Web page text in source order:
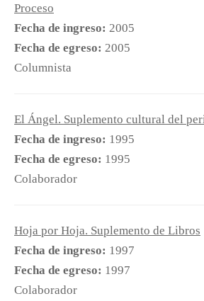
Proceso
Fecha de ingreso: 2005
Fecha de egreso: 2005
Columnista
El Ángel. Suplemento cultural del
Fecha de ingreso: 1995
Fecha de egreso: 1995
Colaborador
Hoja por Hoja. Suplemento de Libros
Fecha de ingreso: 1997
Fecha de egreso: 1997
Colaborador